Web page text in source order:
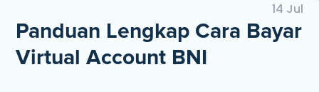
14 Jul
Panduan Lengkap Cara Bayar
Virtual Account BNI